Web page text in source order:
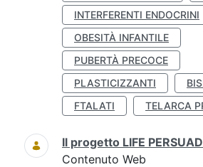
INTERFERENTI ENDOCRINI
OBESITÀ INFANTILE
PUBERTÀ PRECOCE
PLASTICIZZANTI
FTALATI
TELARCA
Il progetto LIFE
Contenuto Web